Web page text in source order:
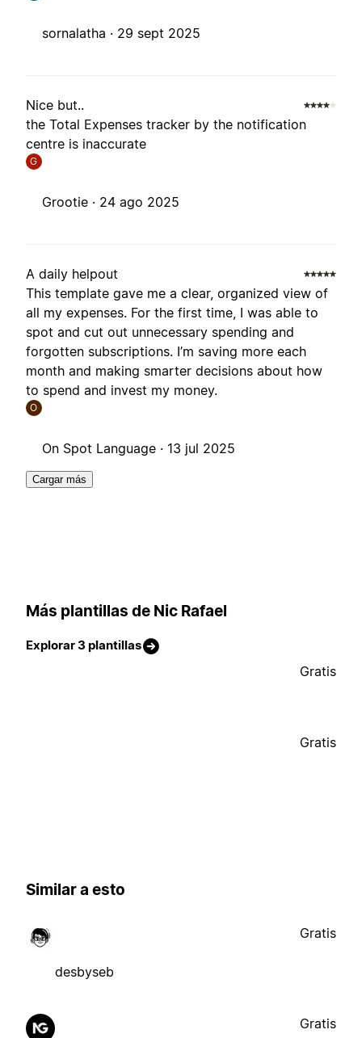
sornalatha · 29 sept 2025
Nice but..
the Total Expenses tracker by the notification
centre is inaccurate
G
Grootie · 24 ago 2025
A daily helpout
This template gave me a clear, organized view of
all my expenses. For the first time, I was able to
spot and cut out unnecessary spending and
forgotten subscriptions. I’m saving more each
month and making smarter decisions about how
to spend and invest my money.
O
On Spot Language · 13 jul 2025
Cargar más
Más plantillas de Nic Rafael
Explorar 3 plantillas
Gratis
Gratis
Similar a esto
desbyseb
Gratis
Gratis